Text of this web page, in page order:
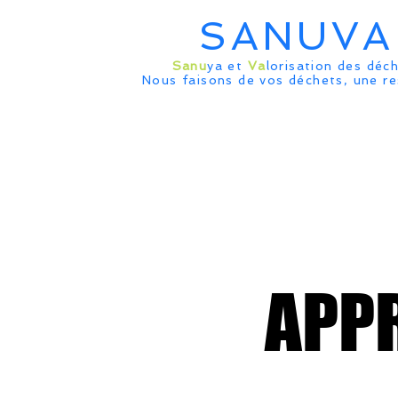
SANUVA
Sanuya et Valorisation des
Nous faisons de vos déchets, une